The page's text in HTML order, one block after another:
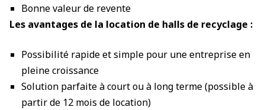
Bonne valeur de revente
Les avantages de la location de halls de recyclage :
Possibilité rapide et simple pour une entreprise en
pleine croissance
Solution parfaite à court ou à long terme (possible à
partir de 12 mois de location)